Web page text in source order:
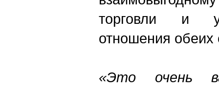
торговли и
отношения обеих
«Это очень